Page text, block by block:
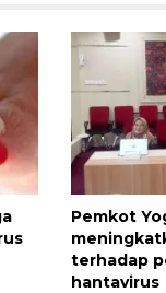
Pemkot
terhadap
hantavirus